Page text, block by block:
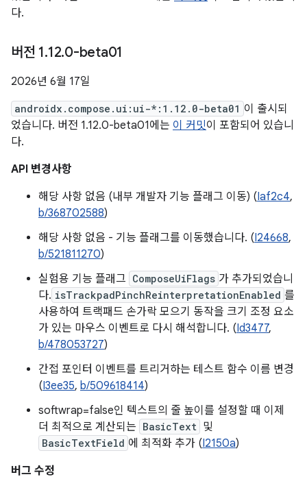
다.
버전 1.12.0-beta01
2026년 6월 17일
androidx.compose.ui:ui-*:1.12.0-beta01 이 출시되
었습니다. 버전 1.12.0-beta01에는 이 커밋이 포함되어 있습니
다.
API 변경사항
해당 사항 없음 (내부 개발자 기능 플래그 이동) (Iaf2c4,
b/368702588)
해당 사항 없음 - 기능 플래그를 이동했습니다. (I24668,
b/521811270)
실험용 기능 플래그 ComposeUiFlags 가 추가되었습니
다. isTrackpadPinchReinterpretationEnabled 를
사용하여 트랙패드 손가락 모으기 동작을 크기 조정 요소
가 있는 마우스 이벤트로 다시 해석합니다. (Id3477,
b/478053727)
간접 포인터 이벤트를 트리거하는 테스트 함수 이름 변경
(I3ee35, b/509618414)
softwrap=false인 텍스트의 줄 높이를 설정할 때 이제
더 최적으로 계산되는 BasicText 및
BasicTextField 에 최적화 추가 (I2150a)
버그 수정